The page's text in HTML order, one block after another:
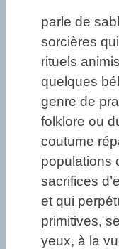
parle de
sorcières
rituels
quelques
genre de
folklore ou
coutume
populations
sacrifices
et qui
primitives,
yeux, à la